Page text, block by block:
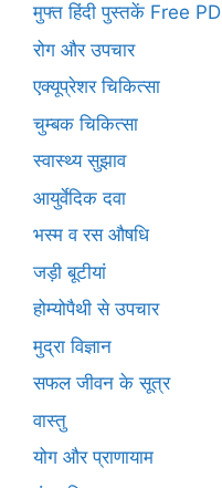
मुफ्त हिंदी पुस्तकें Free
रोग और उपचार
एक्यूप्रेशर चिकित्सा
चुम्बक चिकित्सा
स्वास्थ्य सुझाव
आयुर्वेदिक दवा
भस्म व रस औषधि
जड़ी बूटीयां
होम्योपैथी से उपचार
मुद्रा विज्ञान
सफल जीवन के सूत्र
वास्तु
योग और प्राणायाम